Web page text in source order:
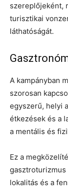
szereplőjeként,
turisztikai
láthatóságát.
A kampányban
szorosan
egyszerű, helyi
étkezések és a
a mentális és
Ez a
gasztroturizmus
lokalitás és a